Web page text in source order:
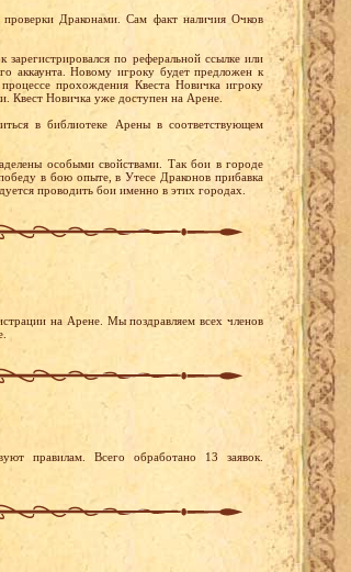
Драконами. Сам факт наличия Очков
по реферальной ссылке или
аккаунта. Новому игроку будет предложен к
прохождения Квеста Новичка игроку
Квест Новичка уже доступен на Арене.
в библиотеке Арены в соответствующем
особыми свойствами. Так бои в городе
в бою опыте, в Утесе Драконов прибавка
проводить бои именно в этих городах.
на Арене. Мы поздравляем всех членов
правилам. Всего обработано 13 заявок.